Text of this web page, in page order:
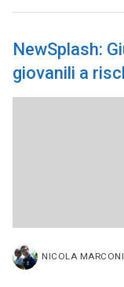
NewSplash:
giovanili a
NICOLA MARCONI